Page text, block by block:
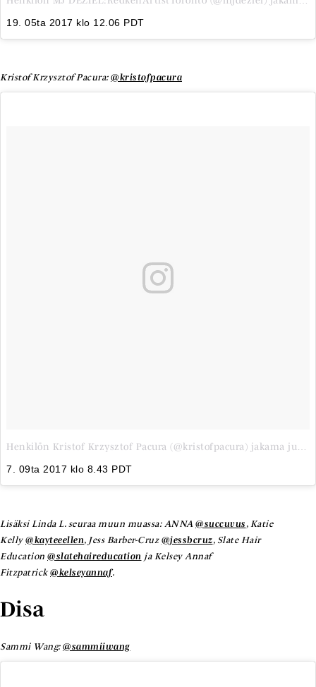
19. 05ta 2017 klo 12.06 PDT
Kristof Krzysztof Pacura: @kristofpacura
7. 09ta 2017 klo 8.43 PDT
Lisäksi Linda L. seuraa muun muassa: ANNA @succuvus , Katie
Kelly @kayteeellen, Jess Barber-Cruz @jessbcruz, Slate Hair
Education @slatehaireducation ja Kelsey Annaf
Fitzpatrick @kelseyannaf.
Disa
Sammi Wang: @sammiiwang